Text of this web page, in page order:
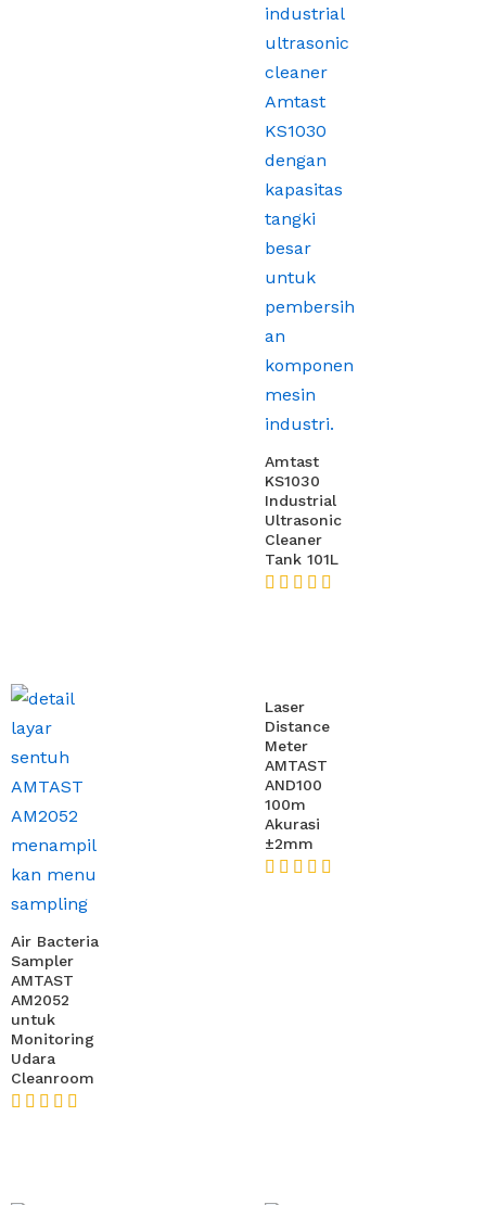
Amtast
KS1030
Industrial
Ultrasonic
Cleaner
Tank 101L
Air Bacteria
Sampler
AMTAST
AM2052
untuk
Monitoring
Udara
Cleanroom
Laser
Distance
Meter
AMTAST
AND100
100m
Akurasi
±2mm